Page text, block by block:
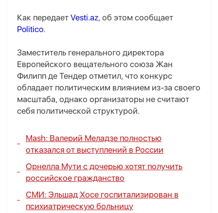
Как передает Vesti.az, об этом сообщает
Politico.
Заместитель генерального директора
Европейского вещательного союза Жан
Филипп де Тендер отметил, что конкурс
обладает политическим влиянием из-за своего
масштаба, однако организаторы не считают
себя политической структурой.
Mash: Валерий Меладзе полностью
отказался от выступлений в России
Орнелла Мути с дочерью хотят получить
российское гражданство
СМИ: Эльшад Хосе госпитализирован в
психиатрическую больницу